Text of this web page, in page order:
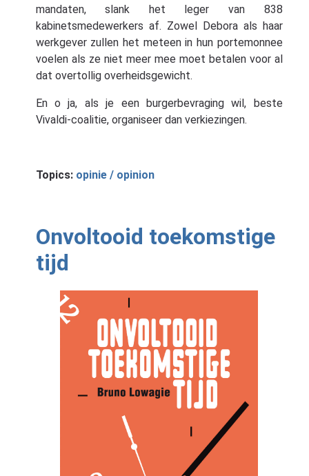
mandaten, slank het leger van 838
kabinetsmedewerkers af. Zowel Debora als haar
werkgever zullen het meteen in hun portemonnee
voelen als ze niet meer mee moet betalen voor al
dat overtollig overheidsgewicht.
En o ja, als je een burgerbevraging wil, beste
Vivaldi-coalitie, organiseer dan verkiezingen.
Topics: opinie / opinion
Onvoltooid toekomstige
tijd